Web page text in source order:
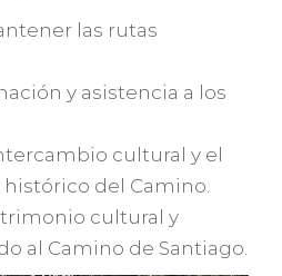
las rutas
y asistencia a los
cultural y el
del Camino.
cultural y
al Camino de Santiago.